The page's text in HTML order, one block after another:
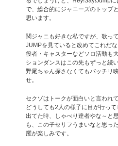
で、総合的にジャニーズのトップ
思います。
関ジャニも好きな私ですが、歌っ
JUMPを見ていると改めてこれだ
役者・キャスターなどソロ活動も
ションダンスはこの先もずっと続
野尾ちゃん探さなくてもバッチリ
せ。
セクゾはトークが面白いと言われ
どうしても2人の様子に目が行っ
出てた時、しゃべり達者やな～と
も、この子セリフうまいなと思っ
躍が楽しみです。